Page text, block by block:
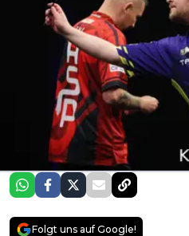
Folgt uns auf Google!